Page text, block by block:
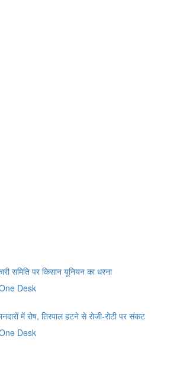
समिति पर किसान यूनियन का धरना
Desk
में रोष, तिरपाल हटने से रोजी-रोटी पर संकट
Desk